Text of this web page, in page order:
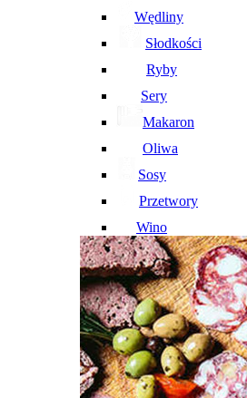
Wędliny
Słodkości
Ryby
Sery
Makaron
Oliwa
Sosy
Przetwory
Wino